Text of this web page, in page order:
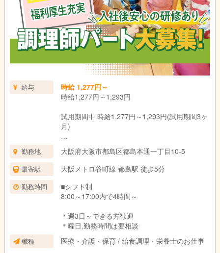
給与
時給 1,277円～
時給1,277円～1,293円
試用期間中 時給1,277円～1,293円(試用期間3ヶ
月)
ー
試用期間：3ヶ月(同条件)
勤務地 大阪府大阪市都島区都島本通一丁目10-5
最寄駅 大阪メトロ谷町線 都島駅 徒歩5分
勤務時間
■シフト制
8:00～17:00内で4時間～
＊週3日～できる方歓迎
＊曜日,勤務時間は要相談
職種
医療・介護・保育 / 給食調理・栄養士のお仕事